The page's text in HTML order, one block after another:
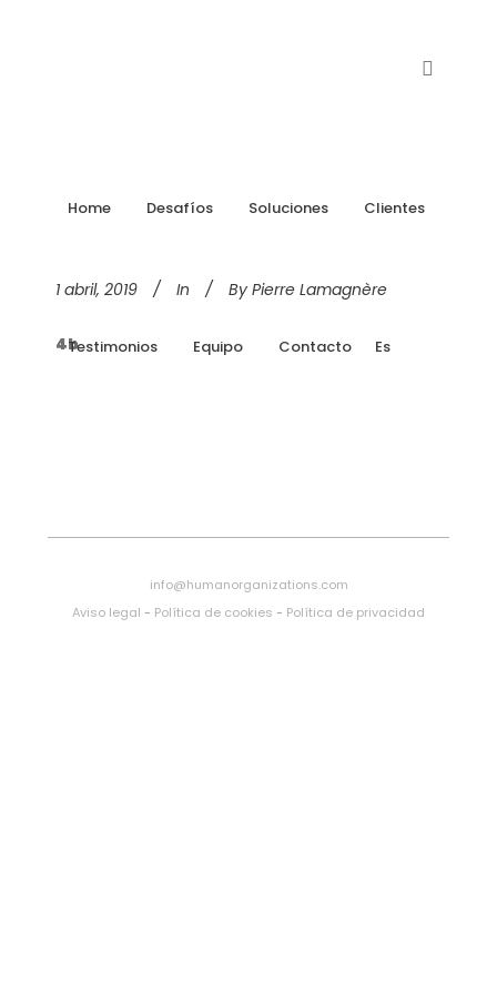
Home Desafíos Soluciones Clientes
Testimonios Equipo Contacto Es
1 abril, 2019 In By Pierre Lamagnère
4b
info@humanorganizations.com
Aviso legal - Política de cookies - Política de privacidad